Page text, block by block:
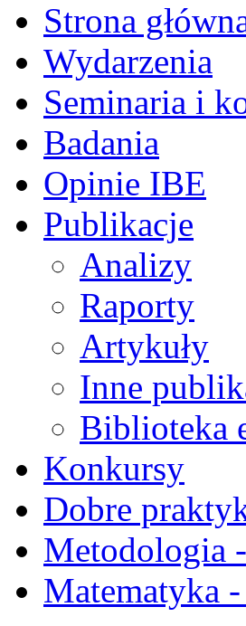
Strona
Wydarzenia
Seminaria i
Badania
Opinie IBE
Publikacje
Analizy
Raporty
Artykuły
Inne
Biblioteka
Konkursy
Dobre
Metodologia
Matematyka